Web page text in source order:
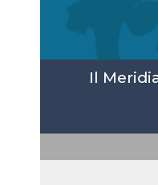
Il